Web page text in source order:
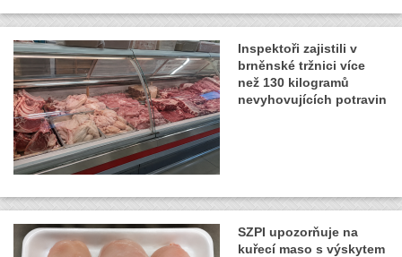
Inspektoři zajistili v
brněnské tržnici více
než 130 kilogramů
nevyhovujících potravin
SZPI upozorňuje na
kuřecí maso s výskytem